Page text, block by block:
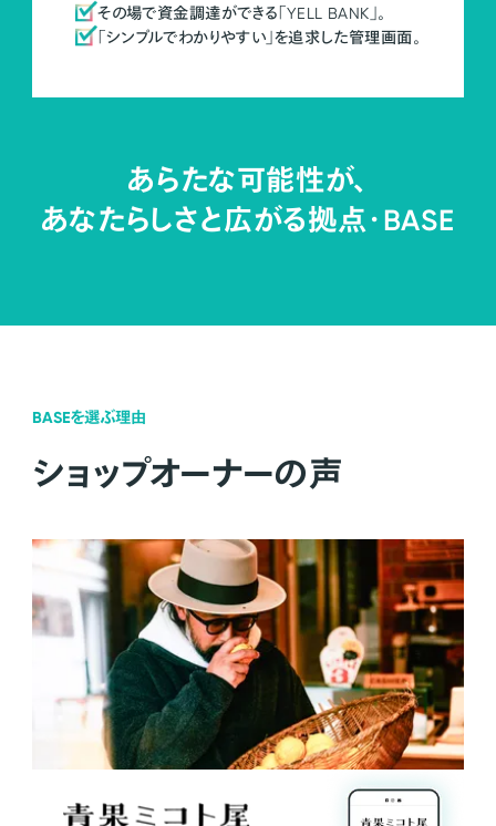
その場で資金調達ができる「YELL BANK」。
「シンプルでわかりやすい」を追求した管理画面。
あらたな可能性が、
あなたらしさと広がる拠点・BASE
BASEを選ぶ理由
ショップオーナーの声